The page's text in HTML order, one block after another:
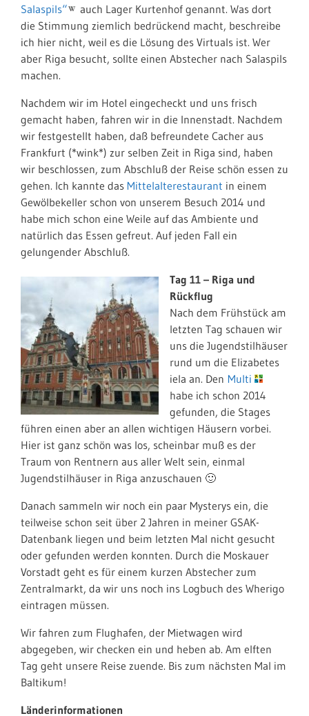
Salaspils“
auch Lager Kurtenhof genannt. Was dort
die Stimmung ziemlich bedrückend macht, beschreibe
ich hier nicht, weil es die Lösung des Virtuals ist. Wer
aber Riga besucht, sollte einen Abstecher nach Salaspils
machen.
Nachdem wir im Hotel eingecheckt und uns frisch
gemacht haben, fahren wir in die Innenstadt. Nachdem
wir festgestellt haben, daß befreundete Cacher aus
Frankfurt (*wink*) zur selben Zeit in Riga sind, haben
wir beschlossen, zum Abschluß der Reise schön essen zu
gehen. Ich kannte das Mittelalterestaurant in einem
Gewölbekeller schon von unserem Besuch 2014 und
habe mich schon eine Weile auf das Ambiente und
natürlich das Essen gefreut. Auf jeden Fall ein
gelungender Abschluß.
Tag 11 – Riga und
Rückflug
Nach dem Frühstück am
letzten Tag schauen wir
uns die Jugendstilhäuser
rund um die Elizabetes
iela an. Den Multi
habe ich schon 2014
gefunden, die Stages
führen einen aber an allen wichtigen Häusern vorbei.
Hier ist ganz schön was los, scheinbar muß es der
Traum von Rentnern aus aller Welt sein, einmal
Jugendstilhäuser in Riga anzuschauen 🙂
Danach sammeln wir noch ein paar Mysterys ein, die
teilweise schon seit über 2 Jahren in meiner GSAK-
Datenbank liegen und beim letzten Mal nicht gesucht
oder gefunden werden konnten. Durch die Moskauer
Vorstadt geht es für einem kurzen Abstecher zum
Zentralmarkt, da wir uns noch ins Logbuch des Wherigo
eintragen müssen.
Wir fahren zum Flughafen, der Mietwagen wird
abgegeben, wir checken ein und heben ab. Am elften
Tag geht unsere Reise zuende. Bis zum nächsten Mal im
Baltikum!
Länderinformationen